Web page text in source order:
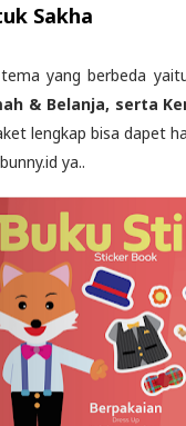
Sakha
yang berbeda
& Belanja, serta
lengkap bisa dapet
ya..